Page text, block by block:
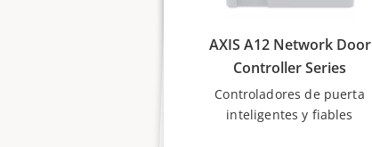
AXIS A12 Network Door
Controller Series
Controladores de puerta
inteligentes y fiables